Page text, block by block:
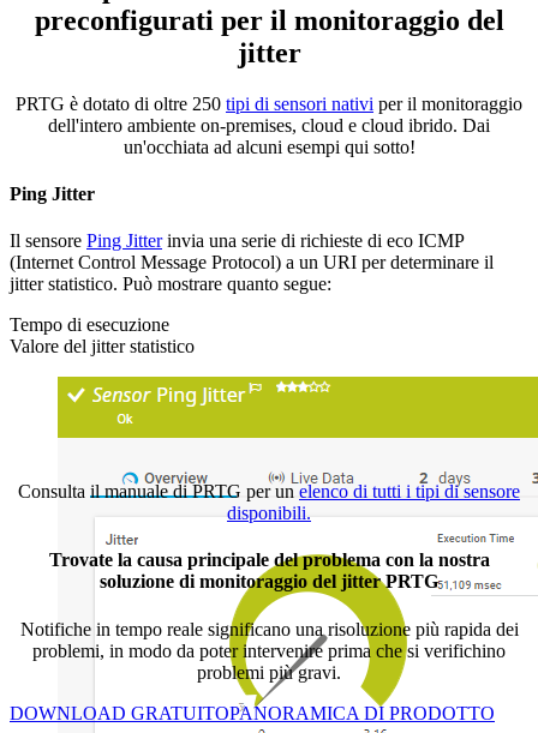
preconfigurati per il monitoraggio del
jitter
PRTG è dotato di oltre 250 tipi di sensori nativi per il monitoraggio
dell'intero ambiente on-premises, cloud e cloud ibrido. Dai
un'occhiata ad alcuni esempi qui sotto!
Ping Jitter
Il sensore Ping Jitterinvia una serie di richieste di eco ICMP
(Internet Control Message Protocol) a un URI per determinare il
jitter statistico. Può mostrare quanto segue:
Tempo di esecuzione
Valore del jitter statistico
Consulta il manuale di PRTG per un elenco di tutti i tipi di sensore
disponibili.
Trovate la causa principale del problema con la nostra
soluzione di monitoraggio del jitter PRTG
Notifiche in tempo reale significano una risoluzione più rapida dei
problemi, in modo da poter intervenire prima che si verifichino
problemi più gravi.
DOWNLOAD GRATUITOPANORAMICA DI PRODOTTO